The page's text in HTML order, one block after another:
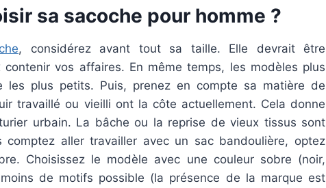
sa sacoche pour homme ?
, considérez avant tout sa taille. Elle devrait être
vos affaires. En même temps, les modèles plus
les plus petits. Puis, prenez en compte sa matière de
travaillé ou vieilli ont la côte actuellement. Cela donne
urbain. La bâche ou la reprise de vieux tissus sont
comptez aller travailler avec un sac bandoulière, optez
Choisissez le modèle avec une couleur sobre (noir,
de motifs possible (la présence de la marque est